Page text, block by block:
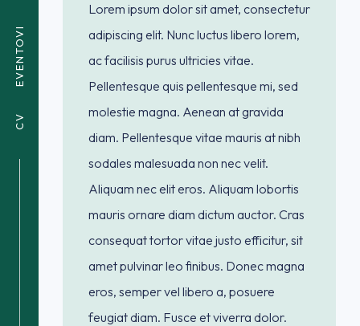
EVENTOVI
CV
Lorem ipsum dolor sit amet, consectetur
adipiscing elit. Nunc luctus libero lorem,
ac facilisis purus ultricies vitae.
Pellentesque quis pellentesque mi, sed
molestie magna. Aenean at gravida
diam. Pellentesque vitae mauris at nibh
sodales malesuada non nec velit.
Aliquam nec elit eros. Aliquam lobortis
mauris ornare diam dictum auctor. Cras
consequat tortor vitae justo efficitur, sit
amet pulvinar leo finibus. Donec magna
eros, semper vel libero a, posuere
feugiat diam. Fusce et viverra dolor.